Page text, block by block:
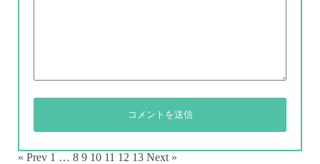
« Prev 1 … 8 9 10 11 12 13 Next »